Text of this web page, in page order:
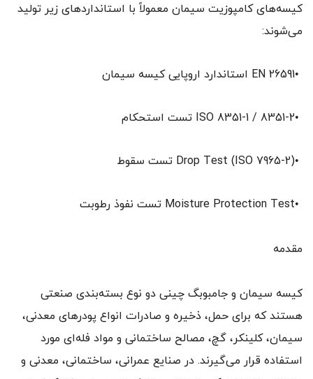
کیسه‌های کامپوزیت سیمان معمولاً با استانداردهای زیر تولید
می‌شوند:
•EN 26591 استاندارد اروپایی کیسه سیمان
•ISO 8351-1 / 8351-2 تست استحکام
•Drop Test (ISO 7965-2) تست سقوط
•Moisture Protection Test تست نفوذ رطوبت
مقدمه
کیسه سیمان و جامبوبگ چینی دو نوع بسته‌بندی صنعتی
هستند که برای حمل، ذخیره و صادرات انواع پودرهای معدنی،
سیمان، کلینکر، گچ، مصالح ساختمانی و مواد فله‌ای مورد
استفاده قرار می‌گیرند. در صنایع عمرانی، ساختمانی، معدنی و